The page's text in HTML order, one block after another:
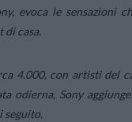
evoca le sensazioni
casa.
4.000, con artisti del
odierna, Sony
seguito.